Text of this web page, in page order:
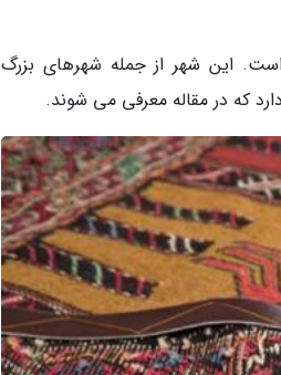
این شهر از جمله شهرهای بزرگ